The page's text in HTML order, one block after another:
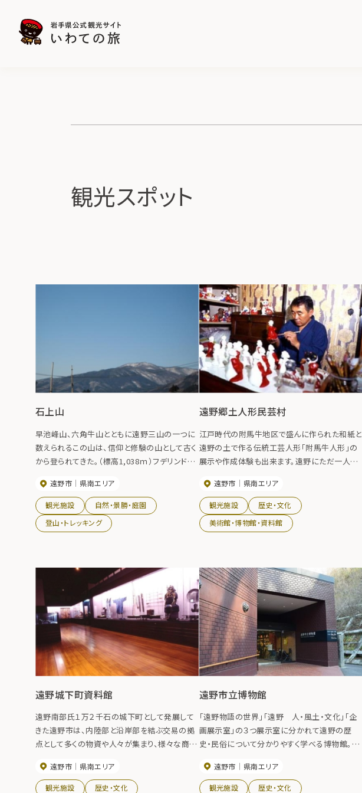
観光スポット
石上山
早池峰山、六角牛山とともに遠野三山の一つに
数えられるこの山は、信仰と修験の山として古く
から登られてきた。（標高1,038ｍ）フデリンドウ、
る山。木の鳥居をくぐり、牧野の中の農道を進み
カラマツ林の中を登ると杉の植林地。左手にガ
レ場が見えてくると鎖場で、その上の切り立つ岩
場を背にした棚のような場所に奥宮がありすば
難関の場所で上級者でも慎重を期する場所。山
頂からは早池峰山、六角牛山などが望め、その
峰々の下に遠野盆地が広がる。
遠野市 県南エリア
観光施設
自然・景勝・庭園
登山・トレッキング
遠野郷土人形民芸村
江戸時代の附馬牛地区で盛んに作られた和紙と
遠野の土で作る伝統工芸人形「附馬牛人形」の
展示や作成体験も出来ます。遠野にただ一人残
遠野市 県南エリア
観光施設
歴史・文化
美術館・博物館・資料館
遠野城下町資料館
遠野南部氏１万２千石の城下町として発展して
きた遠野市は、内陸部と沿岸部を結ぶ交易の拠
点として多くの物資や人々が集まり、様々な商家
館は、江戸時代の遠野を城下行列図や保存され
ていた数多くの歴史的な品を展示し、紹介してい
遠野市 県南エリア
観光施設 歴史・文化
遠野市立博物館
「遠野物語の世界」「遠野 人・風土・文化」「企
画展示室」の３つ展示室に分かれて遠野の歴
史・民俗について分かりやすく学べる博物館。映
た展示をしている。
遠野市 県南エリア
観光施設 歴史・文化